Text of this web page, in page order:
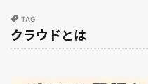
TAG
クラウドとは